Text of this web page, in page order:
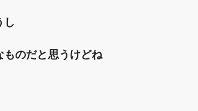
し
のだと思うけどね